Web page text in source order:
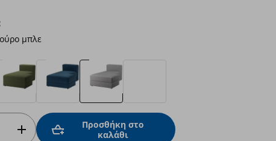
μπλε
Προσθήκη στο
καλάθι